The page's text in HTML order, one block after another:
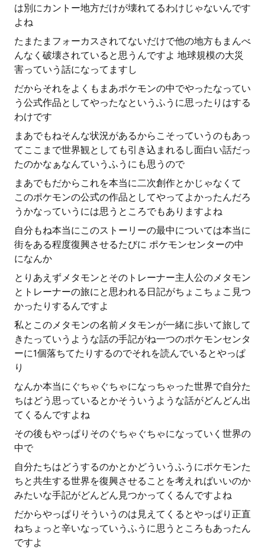
は別にカントー地方だけが壊れてるわけじゃないんです
よね
たまたまフォーカスされてないだけで他の地方もまんべ
んなく破壊されていると思うんですよ 地球規模の大災
害っていう話になってますし
だからそれをよくもまあポケモンの中でやったなってい
う公式作品としてやったなというふうに思ったりはする
わけです
まあでもねそんな状況があるからこそっていうのもあっ
てここまで世界観としても引き込まれるし面白い話だっ
たのかなぁなんていうふうにも思うので
まあでもだからこれを本当に二次創作とかじゃなくて
このポケモンの公式の作品としてやってよかったんだろ
うかなっていうには思うところでもありますよね
自分もね本当にこのストーリーの最中については本当に
街をある程度復興させるたびに ポケモンセンターの中
になんか
とりあえずメタモンとそのトレーナー主人公のメタモン
とトレーナーの旅にと思われる日記がちょこちょこ見つ
かったりするんですよ
私とこのメタモンの名前メタモンが一緒に歩いて旅して
きたっていうような話の手記がね一つのポケモンセンタ
ーに1個落ちてたりするのでそれを読んでいるとやっぱ
り
なんか本当にぐちゃぐちゃになっちゃった世界で自分た
ちはどう思っているとかそういうような話がどんどん出
てくるんですよね
その後もやっぱりそのぐちゃぐちゃになっていく世界の
中で
自分たちはどうするのかとかどういうふうにポケモンた
ちと共生する世界を復興させることを考えればいいのか
みたいな手記がどんどん見つかってくるんですよね
だからやっぱりそういうのは見えてくるとやっぱり正直
ねちょっと辛いなっていうふうに思うところもあったん
ですよ